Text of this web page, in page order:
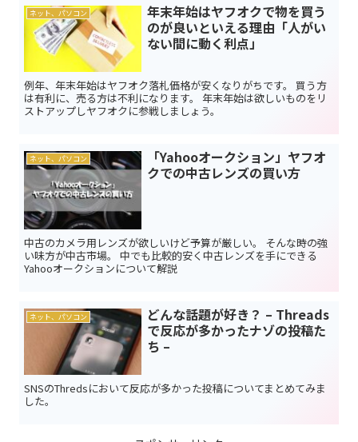
ネット、パソコン
年末年始はヤフオクで物を買う
のが良いといえる理由「人がい
ない間に動く利点」
例年、年末年始はヤフオク落札価格が安くなりがちです。 買う方
は有利に、売る方は不利になります。 年末年始は欲しいものをリ
ストアップしヤフオクに参戦しましょう。
ネット、パソコン
「Yahooオークション」ヤフオ
クでの中古レンズの買い方
中古のカメラ用レンズが欲しいけど予算が厳しい。 そんな時の強
い味方が中古市場。 中でも比較的安く中古レンズを手にできる
Yahooオークションについて解説
ネット、パソコン
どんな話題が好き？ – Threads
で反応が多かったナゾの投稿た
ち –
SNSのThredsにおいて反応が多かった投稿についてまとめてみま
した。